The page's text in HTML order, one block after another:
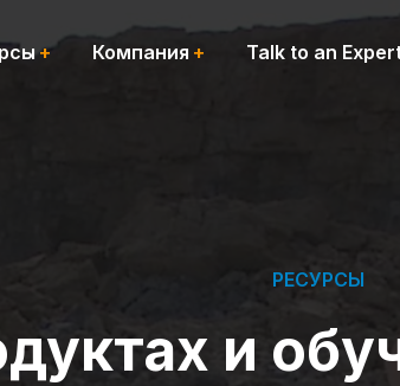
Компания Talk to an
РЕСУРСЫ
и